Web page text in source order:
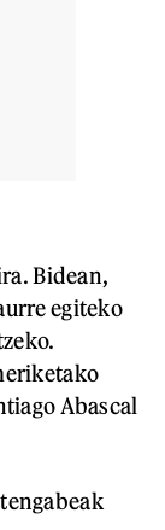
Bidean,
egiteko
Abascal